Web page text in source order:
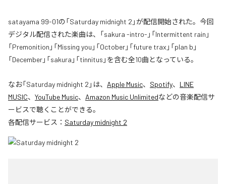
satayama 99-01の「Saturday midnight 2」が配信開始された。今回
デジタル配信された楽曲は、「sakura -intro-」「Intermittent rain」
「Premonition」「Missing you」「October」「future trax」「plan b」
「December」「sakura」「tinnitus」を含む全10曲となっている。
なお「Saturday midnight 2 」は、 Apple Music、 Spotify、 LINE
MUSIC、 YouTube Music、 Amazon Music Unlimitedなどの音楽配信サ
ービスで聴くことができる。
各配信サービス： Saturday midnight 2